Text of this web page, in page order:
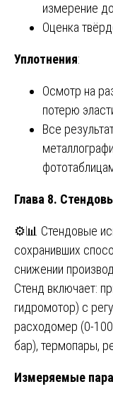
измерение
Оценка
Уплотнения:
Осмотр на
потерю
Все
Глава 8.
⚙️📊 Стендовые
сохранивших
снижении
Стенд включает:
гидромотор) с
расходомер (0-
бар), термопары,
Измеряемые